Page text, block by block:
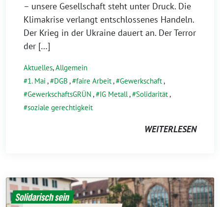
– unsere Gesellschaft steht unter Druck. Die
Klimakrise verlangt entschlossenes Handeln.
Der Krieg in der Ukraine dauert an. Der Terror
der […]
Aktuelles,Allgemein
1. Mai , DGB , faire Arbeit, Gewerkschaft,
GewerkschaftsGRÜN , IG Metall, Solidarität,
soziale gerechtigkeit
WEITERLESEN